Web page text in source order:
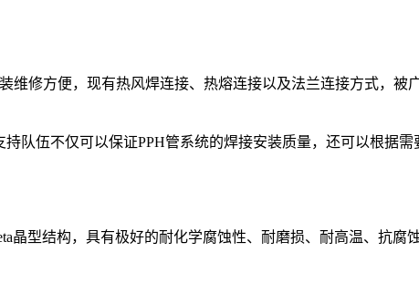
维修方便，现有热风焊连接、热熔连接以及法兰连接方式，
队伍不仅可以保证PPH管系统的焊接安装质量，还可以根据需
晶型结构，具有极好的耐化学腐蚀性、耐磨损、耐高温、抗腐